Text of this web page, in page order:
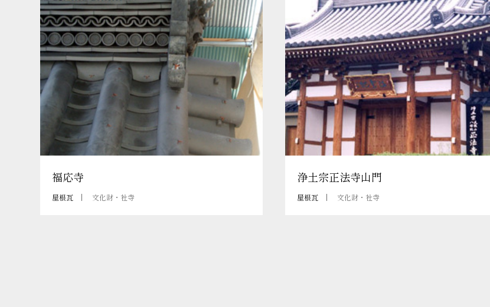
福応寺
屋根瓦 文化財・社寺
浄土宗正法寺山門
屋根瓦 文化財・社寺